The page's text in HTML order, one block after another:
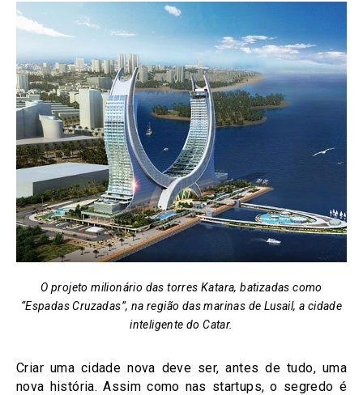
O projeto milionário das torres Katara, batizadas como
“Espadas Cruzadas”, na região das marinas de Lusail, a cidade
inteligente do Catar.
Criar uma cidade nova deve ser, antes de tudo, uma
nova história. Assim como nas startups, o segredo é